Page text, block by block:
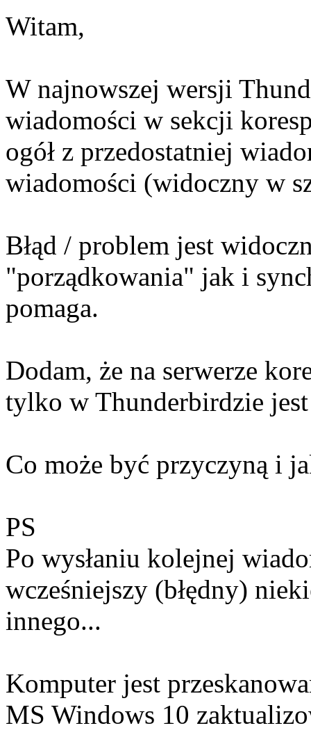
Witam,
W najnowszej wersji
wiadomości w sekcji
ogół z przedostatniej
wiadomości (widoczny w
Błąd / problem jest
"porządkowania" jak i
pomaga.
Dodam, że na serwerze
tylko w Thunderbirdzie jest
Co może być przyczyną i
PS
Po wysłaniu kolejnej
wcześniejszy (błędny)
innego...
Komputer jest
MS Windows 10